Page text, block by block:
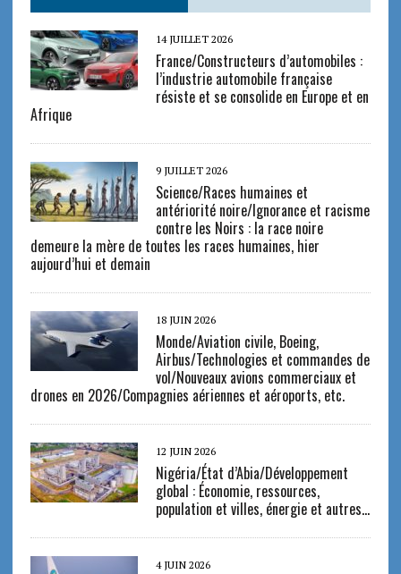
14 JUILLET 2026
France/Constructeurs d’automobiles :
l’industrie automobile française
résiste et se consolide en Europe et en
Afrique
9 JUILLET 2026
Science/Races humaines et
antériorité noire/Ignorance et racisme
contre les Noirs : la race noire
demeure la mère de toutes les races humaines, hier
aujourd’hui et demain
18 JUIN 2026
Monde/Aviation civile, Boeing,
Airbus/Technologies et commandes de
vol/Nouveaux avions commerciaux et
drones en 2026/Compagnies aériennes et aéroports, etc.
12 JUIN 2026
Nigéria/État d’Abia/Développement
global : Économie, ressources,
population et villes, énergie et autres…
4 JUIN 2026